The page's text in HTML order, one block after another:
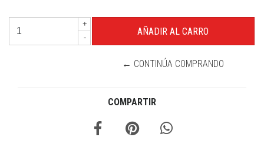
+
-
← CONTINÚA COMPRANDO
COMPARTIR